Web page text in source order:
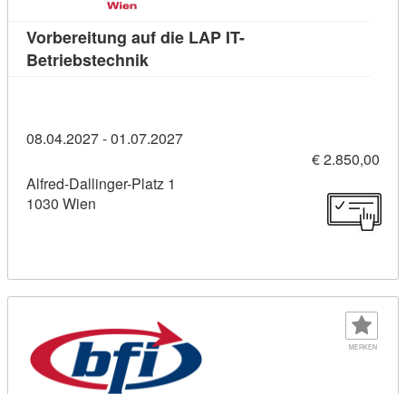
Vorbereitung auf die LAP IT-
BetriebstechnikKursdetail: Vorbereitung auf die LAP
08.04.2027 - 01.07.2027
€ 2.850,00
Alfred-Dallinger-Platz 1
1030 Wien
MERKEN